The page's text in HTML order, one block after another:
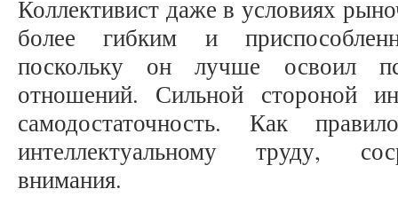
Коллективист даже в условиях
более гибким и
поскольку он лучше освоил
отношений. Сильной стороной
самодостаточность. Как
интеллектуальному труду,
внимания.